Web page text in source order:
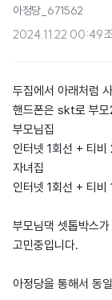
아정당_671562
2024.11.22 00:49
두집에서 아래처럼
핸드폰은 skt로 부모
부모님집
인터넷 1회선 + 티비
자녀집
인터넷 1회선 + 티비
부모님댁 셋톱박스
고민중입니다.
아정당을 통해서 동